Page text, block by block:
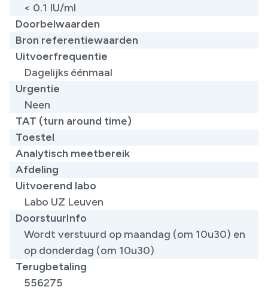
< 0.1 IU/ml
Doorbelwaarden
Bron referentiewaarden
Uitvoerfrequentie
Dagelijks éénmaal
Urgentie
Neen
TAT (turn around time)
Toestel
Analytisch meetbereik
Afdeling
Uitvoerend labo
Labo UZ Leuven
DoorstuurInfo
Wordt verstuurd op maandag (om 10u30) en
op donderdag (om 10u30)
Terugbetaling
556275